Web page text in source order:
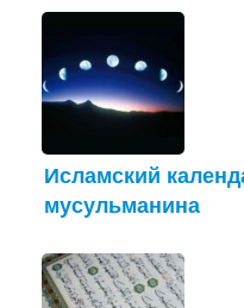
Исламский
мусульманина